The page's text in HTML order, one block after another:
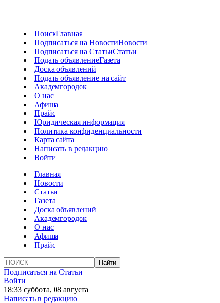
ПоискГлавная
Подписаться на НовостиНовости
Подписаться на СтатьиСтатьи
Подать объявлениеГазета
Доска объявлений
Подать объявление на сайт
Академгородок
О нас
Афиша
Прайс
Юридическая информация
Политика конфиденциальности
Карта сайта
Написать в редакцию
Войти
Главная
Новости
Статьи
Газета
Доска объявлений
Академгородок
О нас
Афиша
Прайс
Подписаться на Статьи
Войти
18:33 суббота, 08 августа
Написать в редакцию